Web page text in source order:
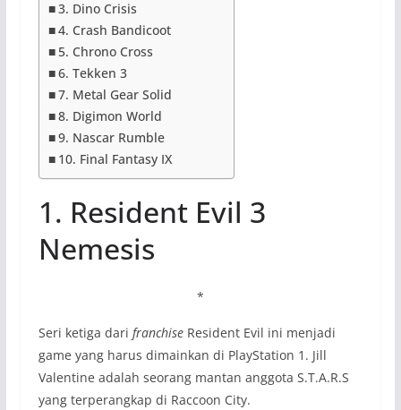
3. Dino Crisis
4. Crash Bandicoot
5. Chrono Cross
6. Tekken 3
7. Metal Gear Solid
8. Digimon World
9. Nascar Rumble
10. Final Fantasy IX
1. Resident Evil 3
Nemesis
*
Seri ketiga dari franchiseResident Evil ini menjadi
game yang harus dimainkan di PlayStation 1. Jill
Valentine adalah seorang mantan anggota S.T.A.R.S
yang terperangkap di Raccoon City.